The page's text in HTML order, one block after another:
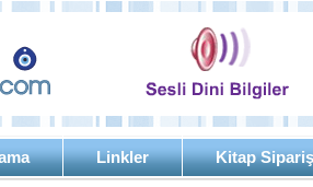
Linkler Kitap